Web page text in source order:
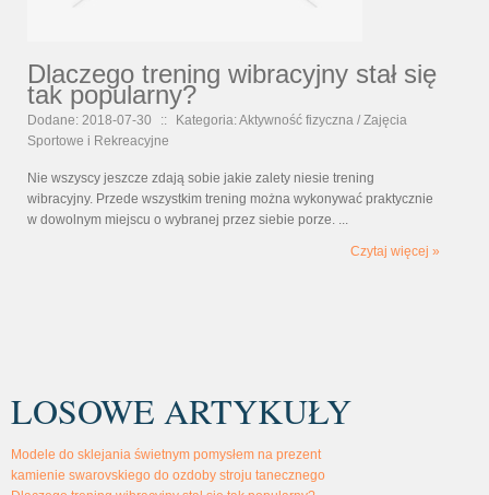
Dlaczego trening wibracyjny stał się
tak popularny?
Dodane: 2018-07-30 ::
Kategoria: Aktywność fizyczna / Zajęcia
Sportowe i Rekreacyjne
Nie wszyscy jeszcze zdają sobie jakie zalety niesie trening
wibracyjny. Przede wszystkim trening można wykonywać praktycznie
w dowolnym miejscu o wybranej przez siebie porze. ...
Czytaj więcej »
LOSOWE ARTYKUŁY
Modele do sklejania świetnym pomysłem na prezent
kamienie swarovskiego do ozdoby stroju tanecznego